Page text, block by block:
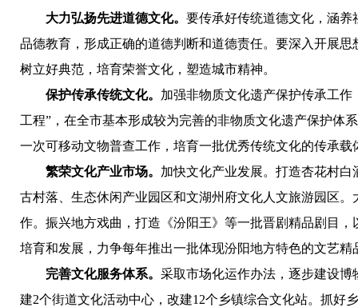
大力弘扬先进道德文化。 要传承好传统道德文化，涵
品德教育，形成正确的道德判断和道德责任。要深入开展
树立好典范，培育荣誉文化，塑造城市精神。
保护传承传统文化。 加强非物质文化遗产保护传承工
工程”，在全市基本形成较为完善的非物质文化遗产保护体
一次可移动文物普查工作，培育一批优秀传统文化的传承
繁荣文化产业市场。 加快文化产业发展。 打造杏花村白
古村落、生态休闲产业园区和文湖州府文化人文旅游园区
作。 振兴地方戏曲，打造《汾阳王》等一批晋剧精品剧目
培育和发展，力争每年推出一批体现汾阳地方特色的文艺精
完善文化服务体系。 采取市场化运作办法，逐步建设
建2个街道文化活动中心，改建12个乡镇综合文化站。抓好